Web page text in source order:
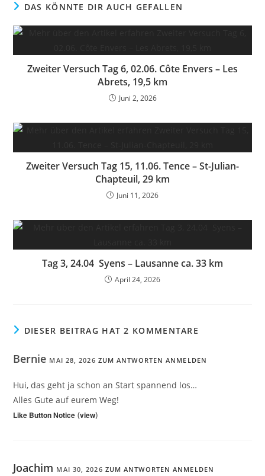
DAS KÖNNTE DIR AUCH GEFALLEN
Zweiter Versuch Tag 6, 02.06. Côte Envers – Les
Abrets, 19,5 km
Juni 2, 2026
Zweiter Versuch Tag 15, 11.06. Tence – St-Julian-
Chapteuil, 29 km
Juni 11, 2026
Tag 3, 24.04 Syens – Lausanne ca. 33 km
April 24, 2026
DIESER BEITRAG HAT 2 KOMMENTARE
Bernie MAI 28, 2026 ZUM ANTWORTEN ANMELDEN
Hui, das geht ja schon an Start spannend los…
Alles Gute auf eurem Weg!
Like Button Notice (view)
Joachim MAI 30, 2026 ZUM ANTWORTEN ANMELDEN